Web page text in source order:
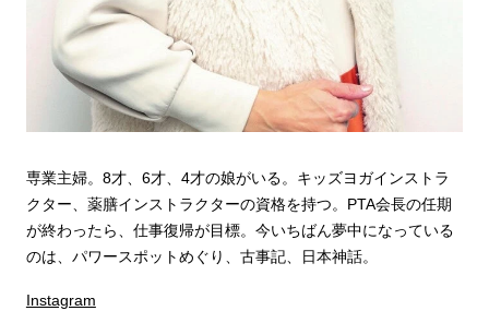
専業主婦。8才、6才、4才の娘がいる。キッズヨガインストラ
クター、薬膳インストラクターの資格を持つ。PTA会長の任期
が終わったら、仕事復帰が目標。今いちばん夢中になっている
のは、パワースポットめぐり、古事記、日本神話。
Instagram